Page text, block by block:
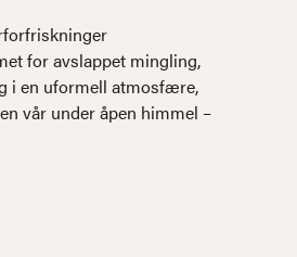
for avslappet mingling,
i en uformell atmosfære,
vår under åpen himmel –